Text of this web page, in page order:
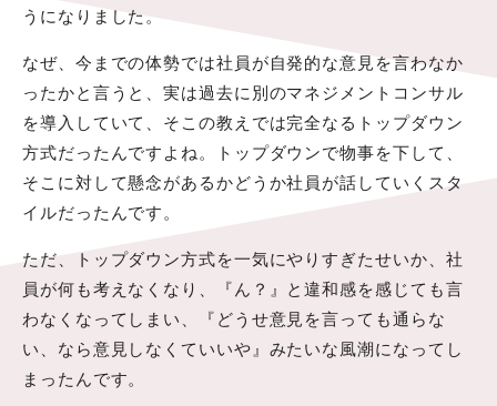
うになりました。
なぜ、今までの体勢では社員が自発的な意見を言わなか
ったかと言うと、実は過去に別のマネジメントコンサル
を導入していて、そこの教えでは完全なるトップダウン
方式だったんですよね。トップダウンで物事を下して、
そこに対して懸念があるかどうか社員が話していくスタ
イルだったんです。
ただ、トップダウン方式を一気にやりすぎたせいか、社
員が何も考えなくなり、『ん？』と違和感を感じても言
わなくなってしまい、『どうせ意見を言っても通らな
い、なら意見しなくていいや』みたいな風潮になってし
まったんです。